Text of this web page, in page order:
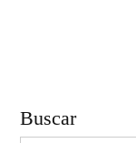
Buscar